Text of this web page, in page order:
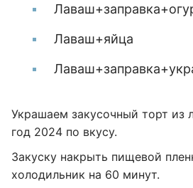
Лаваш+яйца
Украшаем закусочный торт из
год 2024 по вкусу.
Закуску накрыть пищевой
холодильник на 60 минут.